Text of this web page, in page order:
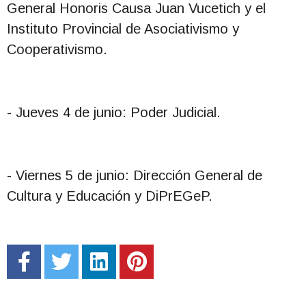
General Honoris Causa Juan Vucetich y el
Instituto Provincial de Asociativismo y
Cooperativismo.
- Jueves 4 de junio: Poder Judicial.
- Viernes 5 de junio: Dirección General de
Cultura y Educación y DiPrEGeP.